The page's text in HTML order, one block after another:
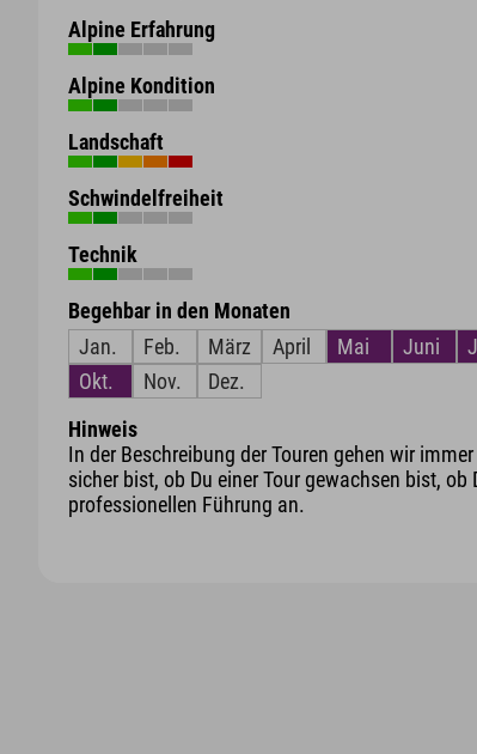
Alpine Erfahrung
Alpine Kondition
Landschaft
Schwindelfreiheit
Technik
Begehbar in den Monaten
Jan.
Feb. März April Mai Juni
Okt.
Nov. Dez.
Hinweis
In der Beschreibung der Touren gehen wir
sicher bist, ob Du einer Tour gewachsen bist,
professionellen Führung an.